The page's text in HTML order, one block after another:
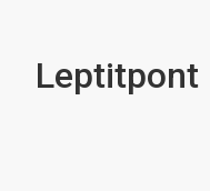
Leptitpont